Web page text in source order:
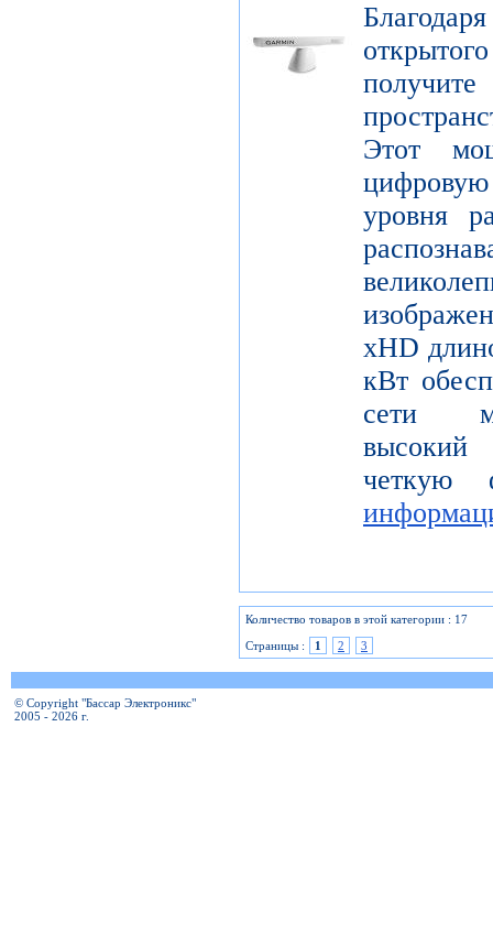
Этот
уровня
xHD
кВт
сети
высокий
четкую
Количество товаров в этой категории : 17
Страницы :
1 2 3
© Copyright "Бассар Электроникс"
2005 - 2026 г.